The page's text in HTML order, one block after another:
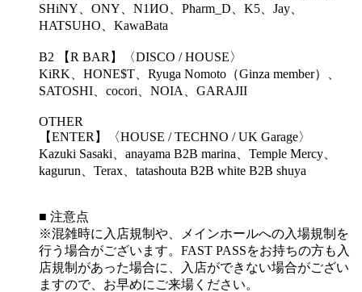
SHiNY、ONY、N1ИO、Pharm_D、K5、Jay、
HATSUHO、KawaBata
B2 【R BAR】〈DISCO / HOUSE〉
KiRK、HONE$T、Ryuga Nomoto（Ginza member）、
SATOSHI、cocori、NOIA、GARAJII
OTHER
【ENTER】〈HOUSE / TECHNO / UK Garage〉
Kazuki Sasaki、anayama B2B marina、Temple Mercy、
kagurun、Terax、tatashouta B2B white B2B shuya
■ 注意点
※混雑時に入店規制や、メインホールへの入場規制を
行う場合がございます。FAST PASSをお持ちの方も入
店規制があった場合に、入店ができない場合がござい
ますので、お早めにご来場ください。